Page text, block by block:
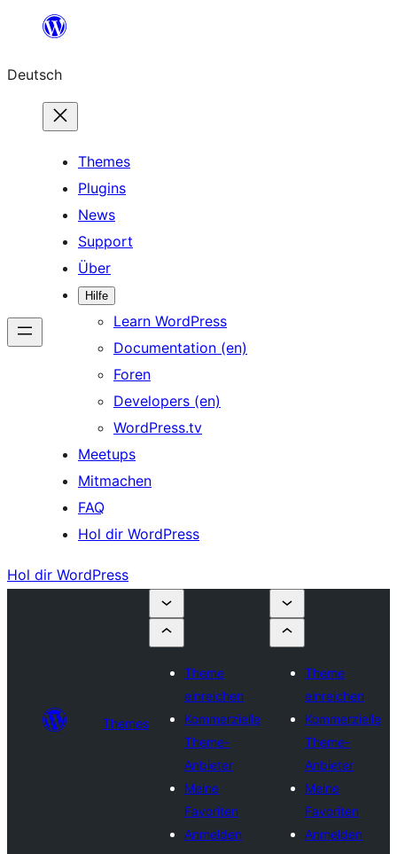
springen
Deutsch
Themes
Plugins
News
Support
Über
Hilfe
Learn WordPress
Documentation (en)
Foren
Developers (en)
WordPress.tv
Meetups
Mitmachen
FAQ
Hol dir WordPress
Hol dir WordPress
Themes
Theme
einreichen
Kommerzielle
Theme-
Anbieter
Meine
Favoriten
Anmelden
Theme
einreichen
Kommerzielle
Theme-
Anbieter
Meine
Favoriten
Anmelden